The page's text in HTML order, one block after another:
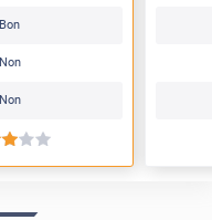
Bon
Non
Non
*****